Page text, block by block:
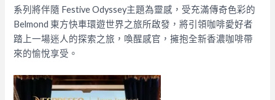
系列將伴隨 Festive Odyssey主題為靈感，受充滿傳奇色彩的
Belmond 東方快車環遊世界之旅所啟發，將引領咖啡愛好者
踏上一場迷人的探索之旅，喚醒感官，擁抱全新香濃咖啡帶
來的愉悅享受。